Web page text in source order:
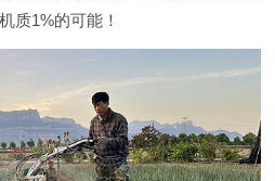
质1%的可能！